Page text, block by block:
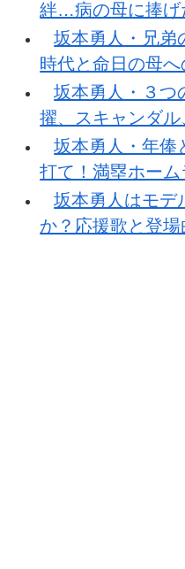
絆…病の母に捧げ
坂本勇人・兄弟
時代と命日の母
坂本勇人・３
擢、スキャンダ
坂本勇人・年俸
打て！満塁ホーム
坂本勇人はモデ
か？応援歌と登